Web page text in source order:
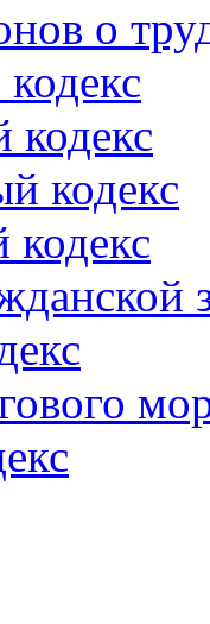
о
кодекс